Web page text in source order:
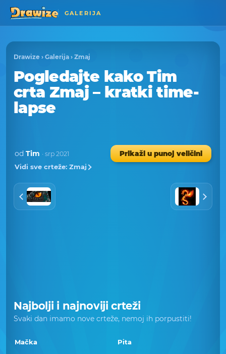
GALERIJA
Drawize › Galerija › Zmaj
Pogledajte kako Tim
crta Zmaj – kratki time-
lapse
od Tim · srp 2021
Prikaži u punoj veličini
Vidi sve crteže: Zmaj
Najbolji i najnoviji crteži
Svaki dan imamo nove crteže, nemoj ih porpustiti!
Mačka Pita